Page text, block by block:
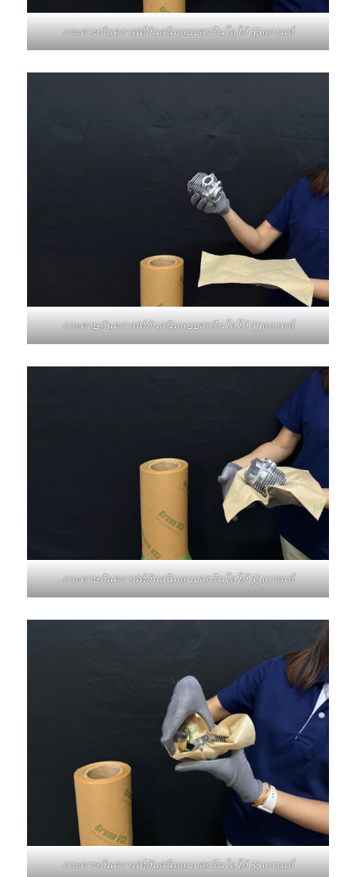
กระดาษกันคราฟท์กันสนิมแบบสกรีนโลโก้ 55แกรมห์
กระดาษกันคราฟท์กันสนิมแบบสกรีนโลโก้ 55แกรมห์
กระดาษกันคราฟท์กันสนิมแบบสกรีนโลโก้ 55แกรมห์
กระดาษกันคราฟท์กันสนิมแบบสกรีนโลโก้ 55แกรมห์